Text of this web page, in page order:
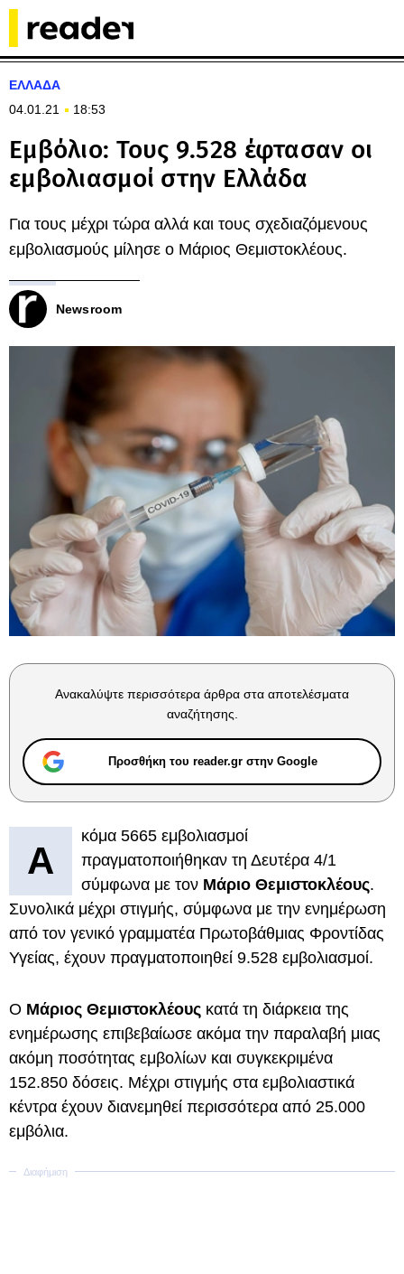
ΕΛΛΑΔΑ
04.01.21
18:53
Εμβόλιο: Τους 9.528 έφτασαν οι
εμβολιασμοί στην Ελλάδα
Για τους μέχρι τώρα αλλά και τους σχεδιαζόμενους
εμβολιασμούς μίλησε ο Μάριος Θεμιστοκλέους.
Newsroom
Ανακαλύψτε περισσότερα άρθρα στα αποτελέσματα
αναζήτησης.
Προσθήκη του reader.gr στην Google
Α
κόμα 5665 εμβολιασμοί
πραγματοποιήθηκαν τη Δευτέρα 4/1
σύμφωνα με τον Μάριο Θεμιστοκλέους.
Συνολικά μέχρι στιγμής, σύμφωνα με την ενημέρωση
από τον γενικό γραμματέα Πρωτοβάθμιας Φροντίδας
Υγείας, έχουν πραγματοποιηθεί 9.528 εμβολιασμοί.
Ο Μάριος Θεμιστοκλέους κατά τη διάρκεια της
ενημέρωσης επιβεβαίωσε ακόμα την παραλαβή μιας
ακόμη ποσότητας εμβολίων και συγκεκριμένα
152.850 δόσεις. Μέχρι στιγμής στα εμβολιαστικά
κέντρα έχουν διανεμηθεί περισσότερα από 25.000
εμβόλια.